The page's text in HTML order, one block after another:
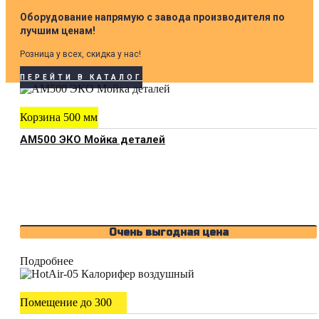
Оборудование напрямую с завода производителя по
лучшим ценам!
Розница у всех, скидка у нас!
ПЕРЕЙТИ В КАТАЛОГ
Корзина 500 мм
АМ500 ЭКО Мойка деталей
Очень выгодная цена
Подробнее
Помещение до 300